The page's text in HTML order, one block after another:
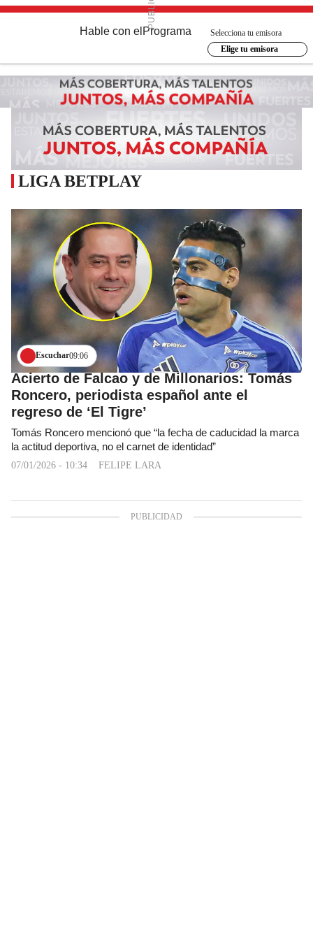
Hable con el Programa
Selecciona tu emisora
Elige tu emisora
LIGA BETPLAY
Escuchar09:06
Acierto de Falcao y de Millonarios: Tomás
Roncero, periodista español ante el
regreso de ‘El Tigre’
Tomás Roncero mencionó que “la fecha de caducidad la marca
la actitud deportiva, no el carnet de identidad”
07/01/2026 - 10:34 FELIPE LARA